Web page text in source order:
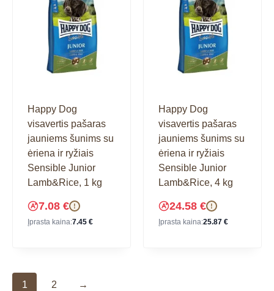
Happy Dog
visavertis pašaras
jauniems šunims su
ėriena ir ryžiais
Sensible Junior
Lamb&Rice, 1 kg
7.08 € !
Įprasta kaina:7.45 €
Happy Dog
visavertis pašaras
jauniems šunims su
ėriena ir ryžiais
Sensible Junior
Lamb&Rice, 4 kg
24.58 € !
Įprasta kaina:25.87 €
1 2 →